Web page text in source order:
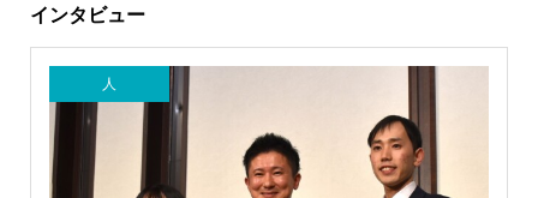
インタビュー
人